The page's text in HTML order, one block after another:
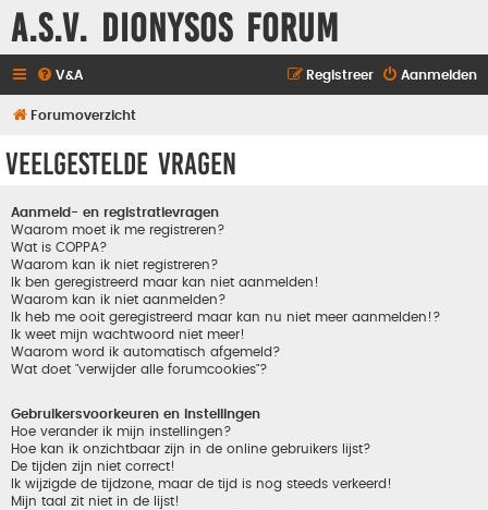
A.S.V. Dionysos Forum
V&A Aanmelden
Registreer
Forumoverzicht
Veelgestelde vragen
Aanmeld- en registratievragen
Waarom moet ik me registreren?
Wat is COPPA?
Waarom kan ik niet registreren?
Ik ben geregistreerd maar kan niet aanmelden!
Waarom kan ik niet aanmelden?
Ik heb me ooit geregistreerd maar kan nu niet meer aanmelden!?
Ik weet mijn wachtwoord niet meer!
Waarom word ik automatisch afgemeld?
Wat doet "verwijder alle forumcookies"?
Gebruikersvoorkeuren en instellingen
Hoe verander ik mijn instellingen?
Hoe kan ik onzichtbaar zijn in de online gebruikers lijst?
De tijden zijn niet correct!
Ik wijzigde de tijdzone, maar de tijd is nog steeds verkeerd!
Mijn taal zit niet in de lijst!